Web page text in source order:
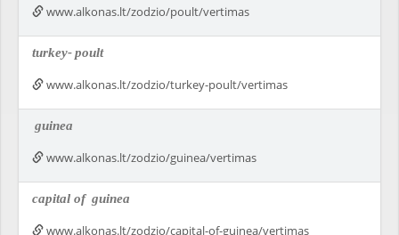
www.alkonas.lt/zodzio/poult/vertimas
turkey-poult
www.alkonas.lt/zodzio/turkey-poult/vertimas
guinea
www.alkonas.lt/zodzio/guinea/vertimas
capital of guinea
www.alkonas.lt/zodzio/capital-of-guinea/vertimas